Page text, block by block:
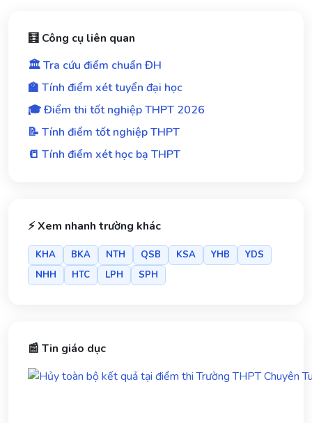
🧮 Công cụ liên quan
🏛️ Tra cứu điểm chuẩn ĐH
🏫 Tính điểm xét tuyển đại học
🎓 Điểm thi tốt nghiệp THPT 2026
📝 Tính điểm tốt nghiệp THPT
📒 Tính điểm xét học bạ THPT
⚡ Xem nhanh trường khác
KHA BKA NTH QSB KSA YHB
YDS
NHH
HTC LPH SPH
📰 Tin giáo dục